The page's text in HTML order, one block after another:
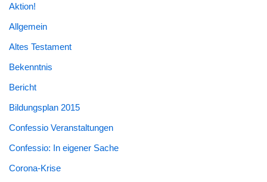
Aktion!
Allgemein
Altes Testament
Bekenntnis
Bericht
Bildungsplan 2015
Confessio Veranstaltungen
Confessio: In eigener Sache
Corona-Krise